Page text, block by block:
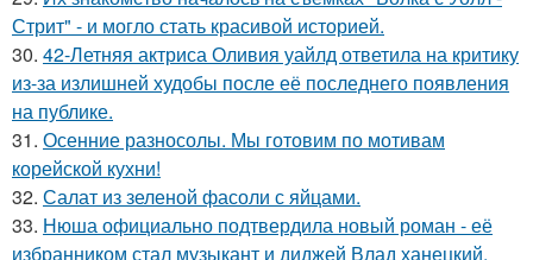
Стрит" - и могло стать красивой историей.
30. 42-Летняя актриса Оливия уайлд ответила на критику
из-за излишней худобы после её последнего появления
на публике.
31. Осенние разносолы. Мы готовим по мотивам
корейской кухни!
32. Салат из зеленой фасоли с яйцами.
33. Нюша официально подтвердила новый роман - её
избранником стал музыкант и диджей Влад ханецкий.